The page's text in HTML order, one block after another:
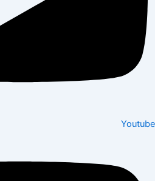
Youtube